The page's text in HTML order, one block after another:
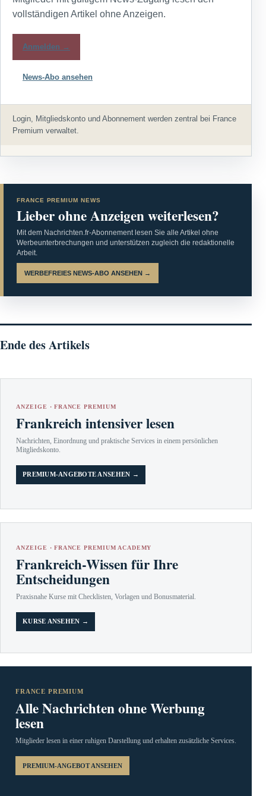
vollständigen Artikel ohne Anzeigen.
Anmelden →
News-Abo ansehen
Login, Mitgliedskonto und Abonnement werden zentral bei France
Premium verwaltet.
FRANCE PREMIUM NEWS
Lieber ohne Anzeigen weiterlesen?
Mit dem Nachrichten.fr-Abonnement lesen Sie alle Artikel ohne
Werbeunterbrechungen und unterstützen zugleich die redaktionelle
Arbeit.
WERBEFREIES NEWS-ABO ANSEHEN →
Ende des Artikels
ANZEIGE · FRANCE PREMIUM
Frankreich intensiver lesen
Nachrichten, Einordnung und praktische Services in einem persönlichen
Mitgliedskonto.
PREMIUM-ANGEBOTE ANSEHEN →
ANZEIGE · FRANCE PREMIUM ACADEMY
Frankreich-Wissen für Ihre
Entscheidungen
Praxisnahe Kurse mit Checklisten, Vorlagen und Bonusmaterial.
KURSE ANSEHEN →
FRANCE PREMIUM
Alle Nachrichten ohne Werbung
lesen
Mitglieder lesen in einer ruhigen Darstellung und erhalten zusätzliche Services.
PREMIUM-ANGEBOT ANSEHEN